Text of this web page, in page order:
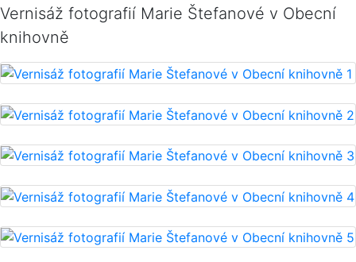
Vernisáž fotografií Marie Štefanové v Obecní
knihovně